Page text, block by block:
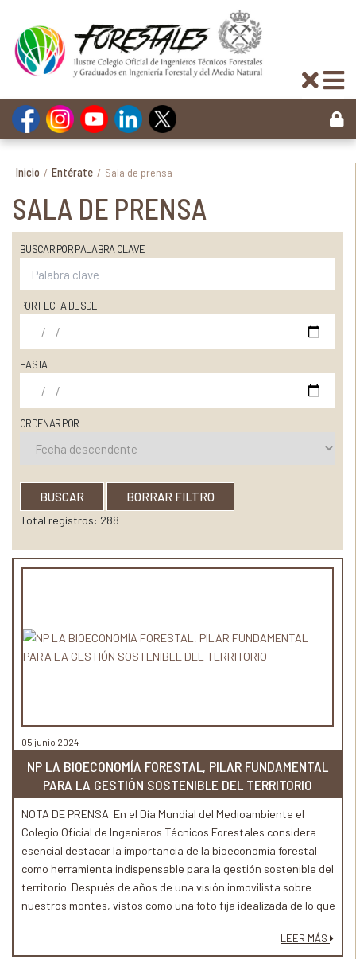
Inicio / Entérate / Sala de prensa
SALA DE PRENSA
BUSCAR POR PALABRA CLAVE
POR FECHA DESDE
HASTA
ORDENAR POR
BUSCAR BORRAR FILTRO
Total registros: 288
05 junio 2024
NP LA BIOECONOMÍA FORESTAL, PILAR FUNDAMENTAL
PARA LA GESTIÓN SOSTENIBLE DEL TERRITORIO
NOTA DE PRENSA. En el Día Mundial del Medioambiente el
Colegio Oficial de Ingenieros Técnicos Forestales considera
esencial destacar la importancia de la bioeconomía forestal
como herramienta indispensable para la gestión sostenible del
territorio. Después de años de una visión inmovilista sobre
nuestros montes, vistos como una foto fija idealizada de lo que
necesidad de la gestión forestal activa para su conservación.
LEER MÁS